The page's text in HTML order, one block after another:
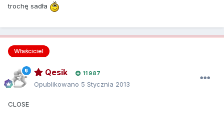
trochę sadła
Właściciel
Qesik 11 987
Opublikowano 5 Stycznia 2013
CLOSE